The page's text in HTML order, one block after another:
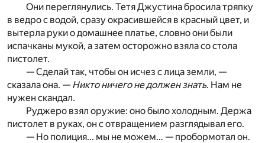
Они переглянулись. Тетя Джустина бросила тряпку
в ведро с водой, сразу окрасившейся в красный цвет, и
вытерла руки о домашнее платье, словно они были
испачканы мукой, а затем осторожно взяла со стола
пистолет.
— Сделай так, чтобы он исчез с лица земли, —
сказала она. — Никто ничего не должен знать. Нам не
нужен скандал.
Руджеро взял оружие: оно было холодным. Держа
пистолет в руках, он с отвращением разглядывал его.
— Но полиция… мы не можем… — пробормотал он.